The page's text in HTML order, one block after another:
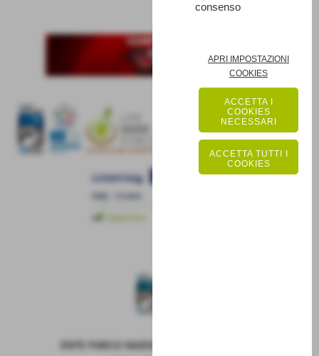
ENTE PARCO NAZIONALE DELLA MAIELLA
consenso
APRI IMPOSTAZIONI
COOKIES
ACCETTA I
COOKIES
NECESSARI
ACCETTA TUTTI I
COOKIES